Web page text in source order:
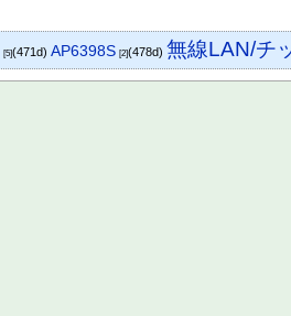
[5](471d)AP6398S [2](478d)無線LAN/チ